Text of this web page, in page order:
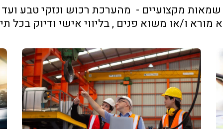
מורא ו/או משוא פנים , בליווי אישי ודיוק בכל